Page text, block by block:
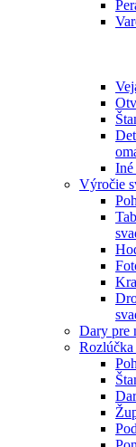
Iné
Výročie
Dary pre
Rozlúčka